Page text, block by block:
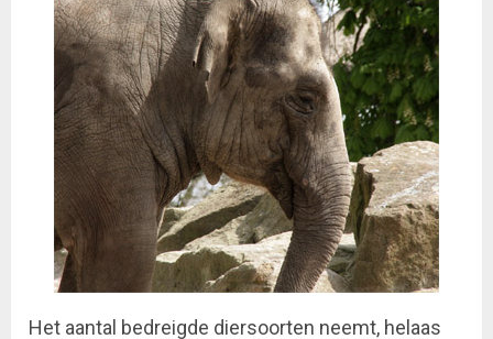
Het aantal bedreigde diersoorten neemt, helaas